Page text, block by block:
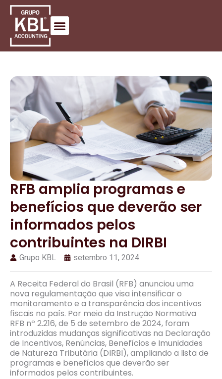
RFB amplia programas e
benefícios que deverão ser
informados pelos
contribuintes na DIRBI
Grupo KBL setembro 11, 2024
A Receita Federal do Brasil (RFB) anunciou uma
nova regulamentação que visa intensificar o
monitoramento e a transparência dos incentivos
fiscais no país. Por meio da Instrução Normativa
RFB nº 2.216, de 5 de setembro de 2024, foram
introduzidas mudanças significativas na Declaração
de Incentivos, Renúncias, Benefícios e Imunidades
de Natureza Tributária (DIRBI), ampliando a lista de
programas e benefícios que deverão ser
informados pelos contribuintes.